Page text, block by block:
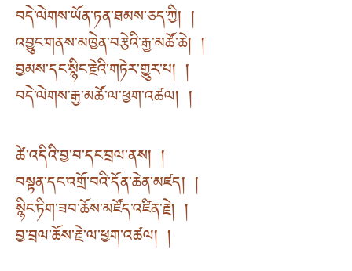
བདེ་ལེགས་ཡོན་ཏན་ཐམས་ཅད་ཀྱི། །
འབྱུང་གནས་མཁྱེན་བརྩེའི་རྒྱ་མཚོ་ཆེ། །
བྱམས་དང་སྙིང་རྗེའི་གཏེར་གྱུར་པ། །
བདེ་ལེགས་རྒྱ་མཚོ་ལ་ཕྱག་འཚལ། །
ཚེ་འདིའི་བྱ་བ་དང་བྲལ་ནས། །
བསྟན་དང་འགྲོ་བའི་དོན་ཆེན་མཛད། །
སྙིང་ཏིག་ཟབ་ཆོས་མཛོད་འཛིན་རྗེ། །
བྱ་བྲལ་ཆོས་རྗེ་ལ་ཕྱག་འཚལ། །